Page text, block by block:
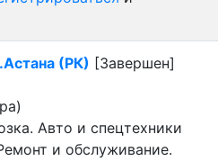
(РК) [Завершен]
Авто и спецтехники
и обслуживание.